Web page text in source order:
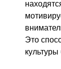
Это